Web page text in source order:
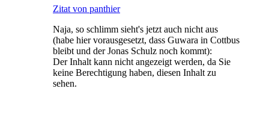
Zitat von panthier
Naja, so schlimm sieht's jetzt auch nicht aus
(habe hier vorausgesetzt, dass Guwara in Cottbus
bleibt und der Jonas Schulz noch kommt):
Der Inhalt kann nicht angezeigt werden, da Sie
keine Berechtigung haben, diesen Inhalt zu
sehen.